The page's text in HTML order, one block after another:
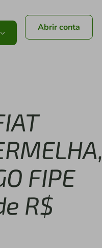
Abrir conta
FIPE
R$